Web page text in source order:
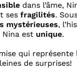
dans l’âme,
sesfragilités.
mystérieuses,
Nina est unique.
qui représente
de surprises!